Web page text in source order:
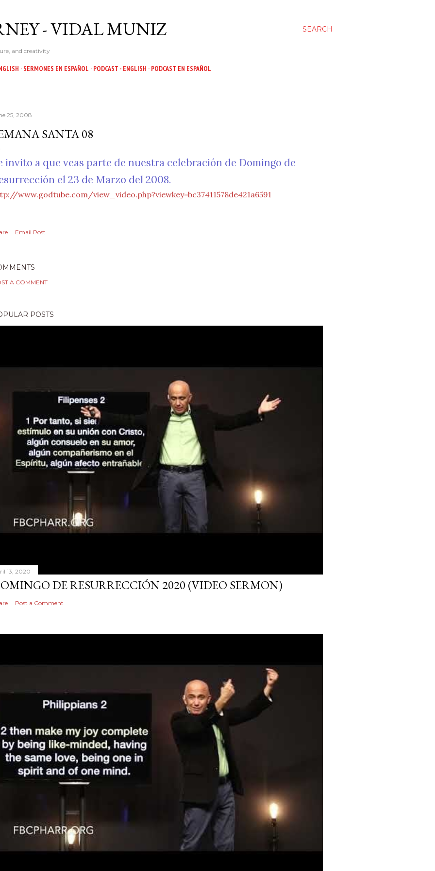
SEARCH
- VIDAL MUNIZ
and creativity
SERMONES EN ESPAÑOL PODCAST - ENGLISH PODCAST EN ESPAÑOL
25, 2008
SANTA 08
invito a que veas parte de nuestra celebración de Domingo de
el 23 de Marzo del 2008.
www.godtube.com/view_video.php?viewkey=bc37411578de421a6591
Email Post
A COMMENT
POSTS
13, 2020
DE RESURRECCIÓN 2020 (VIDEO SERMON)
Post a Comment